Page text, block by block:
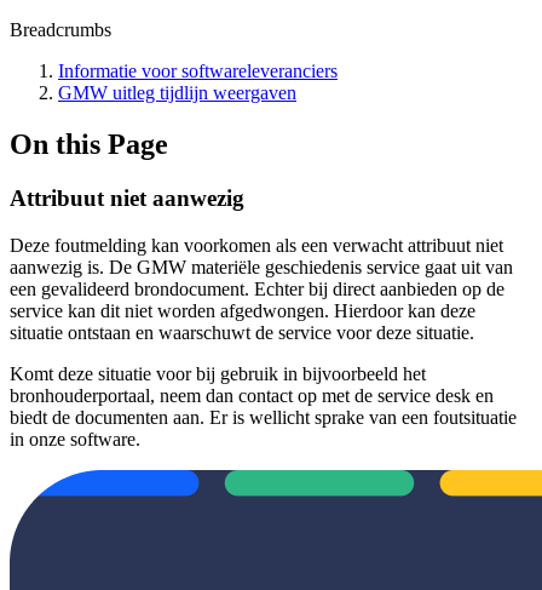
Breadcrumbs
Informatie voor softwareleveranciers
GMW uitleg tijdlijn weergaven
On this Page
Attribuut niet aanwezig
Deze foutmelding kan voorkomen als een verwacht attribuut niet
aanwezig is. De GMW materiële geschiedenis service gaat uit van
een gevalideerd brondocument. Echter bij direct aanbieden op de
service kan dit niet worden afgedwongen. Hierdoor kan deze
situatie ontstaan en waarschuwt de service voor deze situatie.
Komt deze situatie voor bij gebruik in bijvoorbeeld het
bronhouderportaal, neem dan contact op met de service desk en
biedt de documenten aan. Er is wellicht sprake van een foutsituatie
in onze software.